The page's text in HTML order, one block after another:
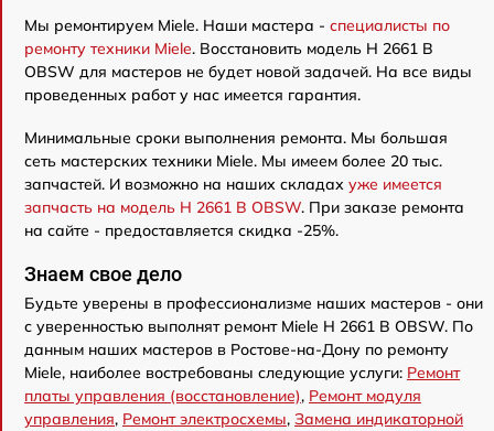
Мы ремонтируем Miele. Наши мастера - специалисты по
ремонту техники Miele. Восстановить модель H 2661 B
OBSW для мастеров не будет новой задачей. На все виды
проведенных работ у нас имеется гарантия.
Минимальные сроки выполнения ремонта. Мы большая
сеть мастерских техники Miele. Мы имеем более 20 тыс.
запчастей. И возможно на наших складах уже имеется
запчасть на модель H 2661 B OBSW. При заказе ремонта
на сайте - предоставляется скидка -25%.
Знаем свое дело
Будьте уверены в профессионализме наших мастеров - они
с уверенностью выполнят ремонт Miele H 2661 B OBSW. По
данным наших мастеров в Ростове-на-Дону по ремонту
Miele, наиболее востребованы следующие услуги: Ремонт
платы управления (восстановление), Ремонт модуля
управления, Ремонт электросхемы, Замена индикаторной